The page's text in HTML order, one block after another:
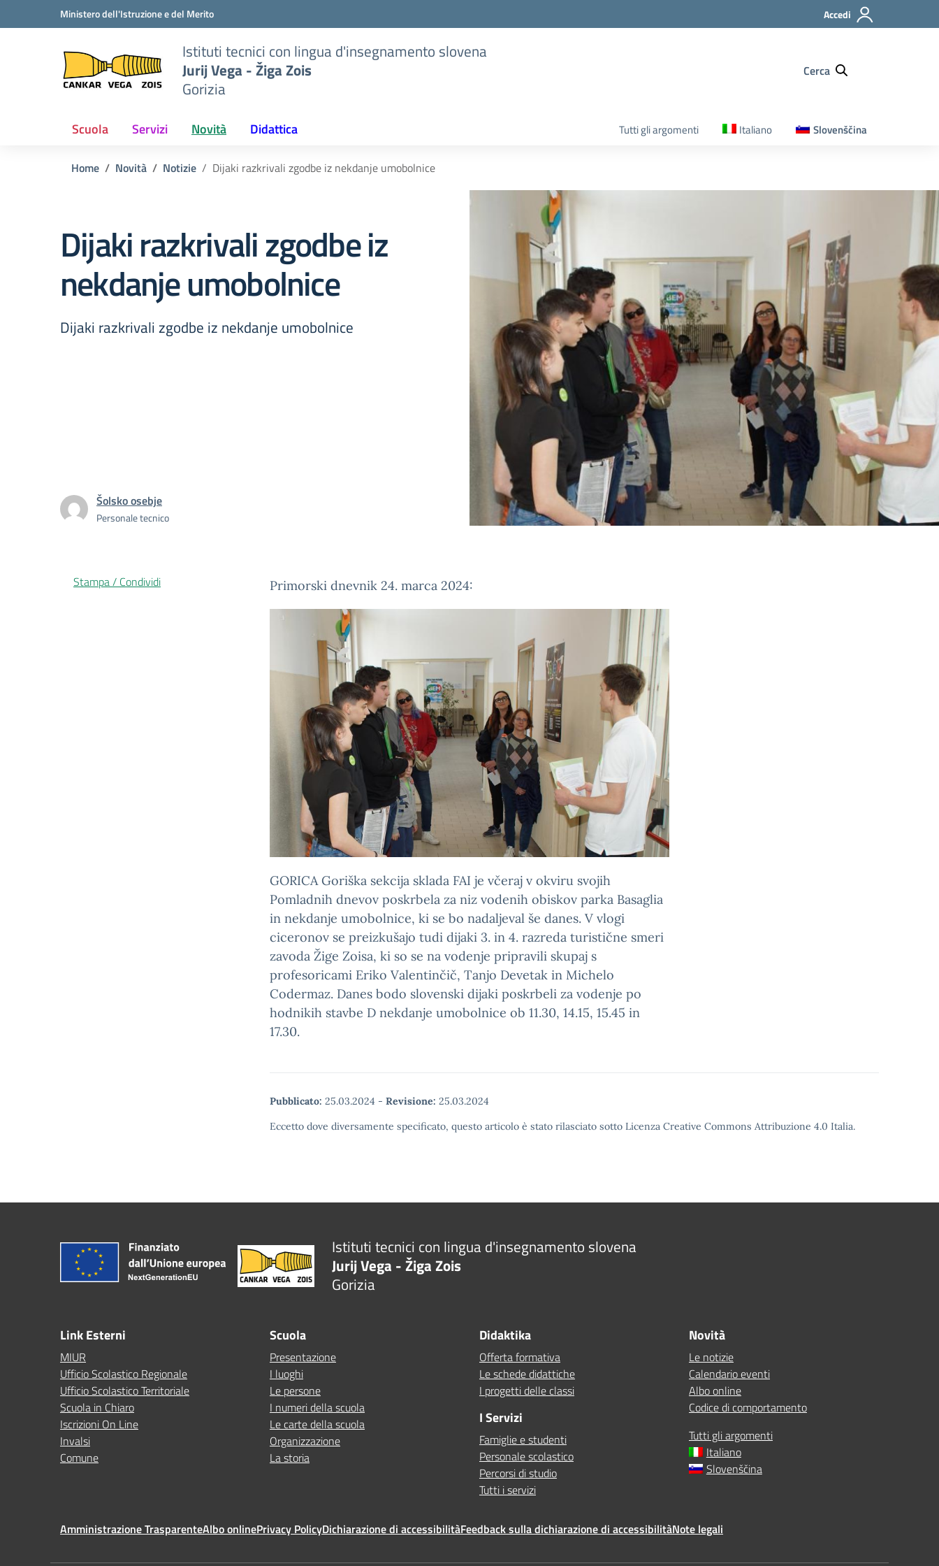
Vai ai contenuti
Vai al menu di navigazioneMinistero dell'Istruzione e del Merito Accedi
Istituti tecnici con lingua d'insegnamento slovena
Jurij Vega - Žiga Zois
Gorizia
Cerca
Scuola Servizi Novità Didattica Tutti gli argomenti Italiano Slovenščina
Home Novità Notizie Dijaki razkrivali zgodbe iz nekdanje umobolnice
Dijaki razkrivali zgodbe iz
nekdanje umobolnice
Dijaki razkrivali zgodbe iz nekdanje umobolnice
Šolsko osebje
Personale tecnico
Primorski dnevnik 24. marca 2024:
GORICA Goriška sekcija sklada FAI je včeraj v okviru svojih
Pomladnih dnevov poskrbela za niz vodenih obiskov parka Basaglia
in nekdanje umobolnice, ki se bo nadaljeval še danes. V vlogi
ciceronov se preizkušajo tudi dijaki 3. in 4. razreda turistične smeri
zavoda Žige Zoisa, ki so se na vodenje pripravili skupaj s
profesoricami Eriko Valentinčič, Tanjo Devetak in Michelo
Codermaz. Danes bodo slovenski dijaki poskrbeli za vodenje po
hodnikih stavbe D nekdanje umobolnice ob 11.30, 14.15, 15.45 in
17.30.
Pubblicato: 25.03.2024 - Revisione: 25.03.2024
Eccetto dove diversamente specificato, questo articolo è stato rilasciato sotto Licenza Creative Commons Attribuzione 4.0 Italia.
Stampa / Condividi
Istituti tecnici con lingua d'insegnamento slovena
Jurij Vega - Žiga Zois
Gorizia
Link Esterni
MIUR
Ufficio Scolastico Regionale
Ufficio Scolastico Territoriale
Scuola in Chiaro
Iscrizioni On Line
Invalsi
Comune
Scuola
Presentazione
I luoghi
Le persone
I numeri della scuola
Le carte della scuola
Organizzazione
La storia
Didaktika
Offerta formativa
Le schede didattiche
I progetti delle classi
I Servizi
Famiglie e studenti
Personale scolastico
Percorsi di studio
Tutti i servizi
Novità
Le notizie
Calendario eventi
Albo online
Codice di comportamento
Tutti gli argomenti
Italiano
Slovenščina
Amministrazione TrasparenteAlbo onlinePrivacy PolicyDichiarazione di accessibilitàFeedback sulla dichiarazione di accessibilitàNote legali